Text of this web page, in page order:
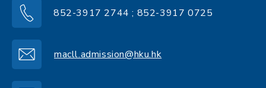
852-3917 2744 ; 852-3917 0725
macll.admission@hku.hk